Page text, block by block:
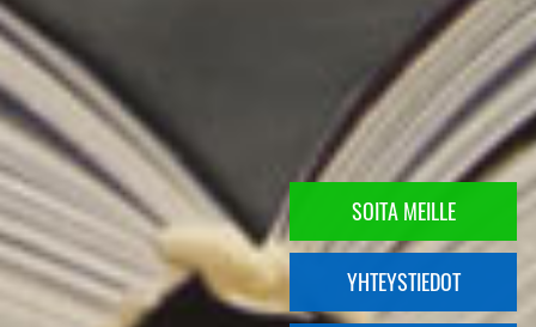
SOITA MEILLE
YHTEYSTIEDOT